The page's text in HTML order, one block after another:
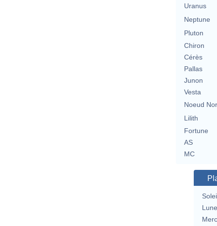
Uranus
Neptune
Pluton
Chiron
Cérès
Pallas
Junon
Vesta
Noeud
Lilith
Fortune
AS
MC
Lune